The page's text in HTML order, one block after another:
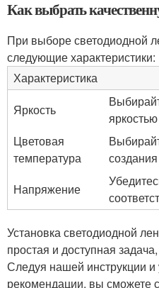
Как выбрать
При выборе светодиодной
следующие характеристики:
Характеристика
Яркость
Цветовая
температура
Напряжение
Установка светодиодной
простая и доступная
Следуя нашей инструкции и
рекомендации, вы сможете